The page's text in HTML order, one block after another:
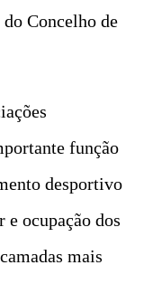
Concelho de
função
desportivo
e ocupação dos
mais